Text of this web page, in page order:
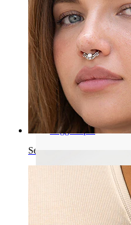
Septum
Tipi di Gioielli da Piercing
ESPLORA I PLUG
STILI, COMODITÀ
MANUTENZIONE
Conosci i plug fake
stretching all'orecchio.
dei lobi delle orecchie
permanente
Leggi di più